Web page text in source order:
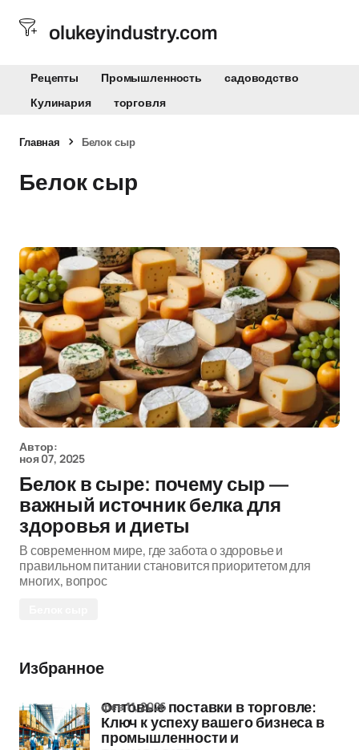
olukeyindustry.com
Рецепты Промышленность
садоводство
Кулинария
торговля
Главная Белок сыр
Белок сыр
Автор:
ноя 07, 2025
Белок в сыре: почему сыр —
важный источник белка для
здоровья и диеты
В современном мире, где забота о здоровье и
правильном питании становится приоритетом для
многих, вопрос
Избранное
Оптовые поставки в торговле:
Ключ к успеху вашего бизнеса в
промышленности и
фев 11, 2026